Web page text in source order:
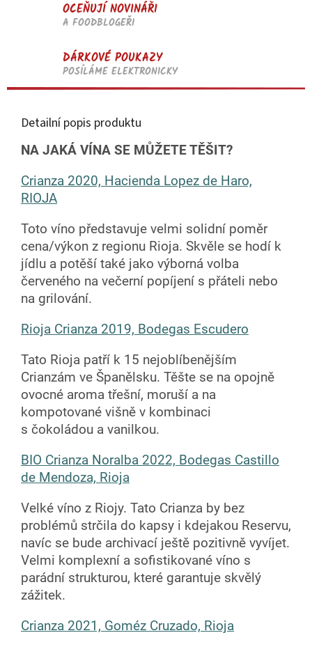
OCEŇUJÍ NOVINÁŘI
A FOODBLOGEŘI
DÁRKOVÉ POUKAZY
POSÍLÁME ELEKTRONICKY
Detailní popis produktu
NA JAKÁ VÍNA SE MŮŽETE TĚŠIT?
Crianza 2020, Hacienda Lopez de Haro,
RIOJA
Toto víno představuje velmi solidní poměr
cena/výkon z regionu Rioja. Skvěle se hodí k
jídlu a potěší také jako výborná volba
červeného na večerní popíjení s přáteli nebo
na grilování.
Rioja Crianza 2019, Bodegas Escudero
Tato Rioja patří k 15 nejoblíbenějším
Crianzám ve Španělsku. Těšte se na opojně
ovocné aroma třešní, moruší a na
kompotované višně v kombinaci
s čokoládou a vanilkou.
BIO Crianza Noralba 2022, Bodegas Castillo
de Mendoza, Rioja
Velké víno z Riojy. Tato Crianza by bez
problémů strčila do kapsy i kdejakou Reservu,
navíc se bude archivací ještě pozitivně vyvíjet.
Velmi komplexní a sofistikované víno s
parádní strukturou, které garantuje skvělý
zážitek.
Crianza 2021, Goméz Cruzado, Rioja